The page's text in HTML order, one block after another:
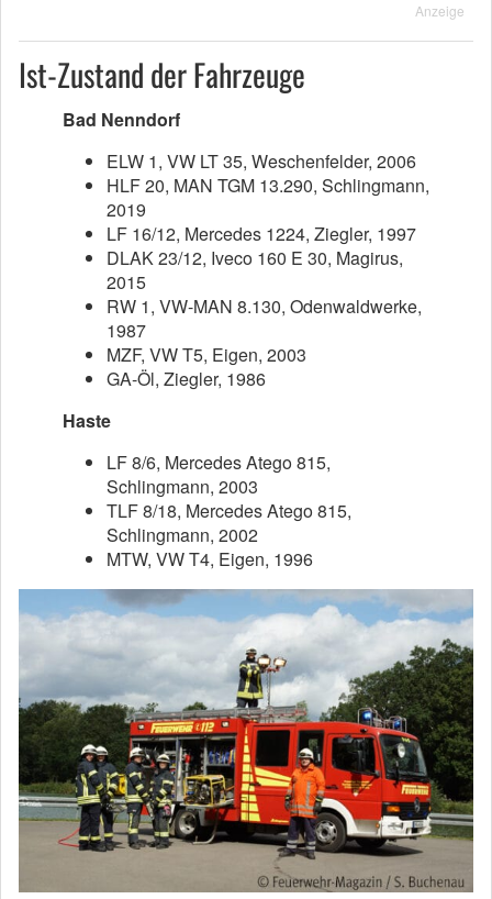
Anzeige
Ist-Zustand der Fahrzeuge
Bad Nenndorf
ELW 1, VW LT 35, Weschenfelder, 2006
HLF 20, MAN TGM 13.290, Schlingmann,
2019
LF 16/12, Mercedes 1224, Ziegler, 1997
DLAK 23/12, Iveco 160 E 30, Magirus,
2015
RW 1, VW-MAN 8.130, Odenwaldwerke,
1987
MZF, VW T5, Eigen, 2003
GA-Öl, Ziegler, 1986
Haste
LF 8/6, Mercedes Atego 815,
Schlingmann, 2003
TLF 8/18, Mercedes Atego 815,
Schlingmann, 2002
MTW, VW T4, Eigen, 1996